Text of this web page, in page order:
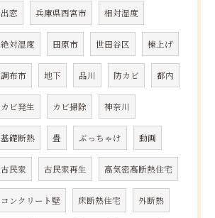
出窓 兵庫県西宮市 相対湿度
絶対湿度 田原市 世田谷区 棟上げ
調布市 地下 品川 防カビ 都内
カビ発生 カビ掃除 神奈川
基礎断熱 畳 ぶっちゃけ 動画
古民家 古民家再生 高気密高断熱住宅
コンクリート壁 床断熱住宅 外断熱